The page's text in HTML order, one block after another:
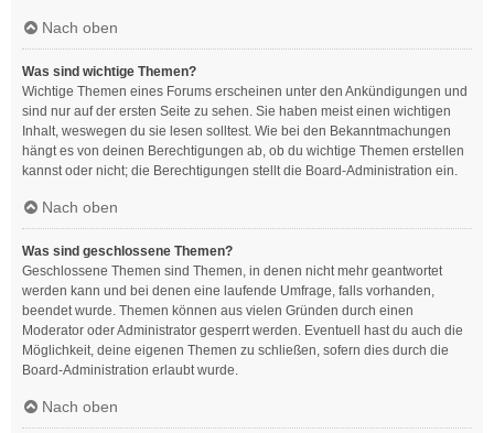
Nach oben
Was sind wichtige Themen?
Wichtige Themen eines Forums erscheinen unter den Ankündigungen und
sind nur auf der ersten Seite zu sehen. Sie haben meist einen wichtigen
Inhalt, weswegen du sie lesen solltest. Wie bei den Bekanntmachungen
hängt es von deinen Berechtigungen ab, ob du wichtige Themen erstellen
kannst oder nicht; die Berechtigungen stellt die Board-Administration ein.
Nach oben
Was sind geschlossene Themen?
Geschlossene Themen sind Themen, in denen nicht mehr geantwortet
werden kann und bei denen eine laufende Umfrage, falls vorhanden,
beendet wurde. Themen können aus vielen Gründen durch einen
Moderator oder Administrator gesperrt werden. Eventuell hast du auch die
Möglichkeit, deine eigenen Themen zu schließen, sofern dies durch die
Board-Administration erlaubt wurde.
Nach oben